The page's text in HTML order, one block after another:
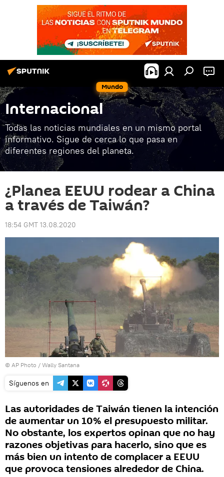
Mundo
Internacional
Todas las noticias mundiales en un mismo portal
informativo. Sigue de cerca lo que pasa en
diferentes regiones del planeta.
¿Planea EEUU rodear a China
a través de Taiwán?
18:54 GMT 13.08.2020
© AP Photo / Wally Santana
Síguenos en
Las autoridades de Taiwán tienen la intención
de aumentar un 10% el presupuesto militar.
No obstante, los expertos opinan que no hay
razones objetivas para hacerlo, sino que es
más bien un intento de complacer a EEUU
que provoca tensiones alrededor de China.